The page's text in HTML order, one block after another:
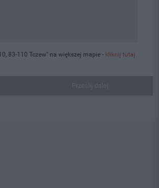
83-110 Tczew" na większej mapie - kliknij tutaj